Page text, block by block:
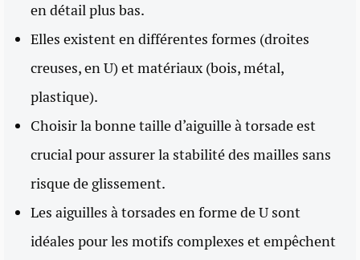
en détail plus bas.
Elles existent en différentes formes (droites
creuses, en U) et matériaux (bois, métal,
plastique).
Choisir la bonne taille d’aiguille à torsade est
crucial pour assurer la stabilité des mailles sans
risque de glissement.
Les aiguilles à torsades en forme de U sont
idéales pour les motifs complexes et empêchent